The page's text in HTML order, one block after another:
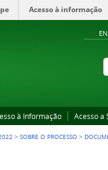
Acesso à informação
EN
à Informação Acesso a
>SOBRE O PROCESSO >